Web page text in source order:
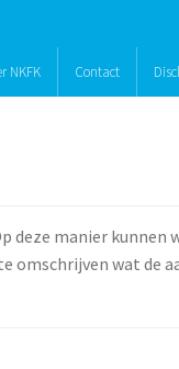
NKFK Contact
deze manier
wat de